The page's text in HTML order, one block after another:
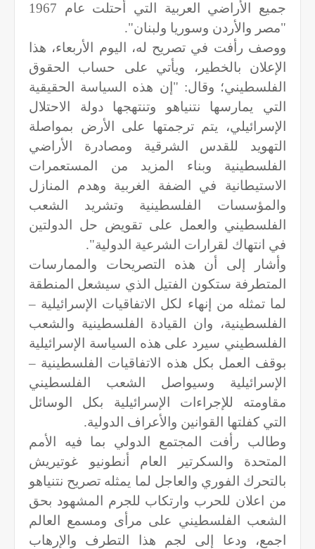
جميع الأراضي العربية التي أحتلت عام 1967
"مصر والأردن وسوريا ولبنان".
ووصف رأفت في تصريح له، اليوم الأربعاء، هذا
الإعلان بالخطير، ويأتي على حساب الحقوق
الفلسطيني؛ وقال: "إن هذه السياسة الحقيقية
التي يمارسها نتنياهو وتنتهجها دولة الاحتلال
الإسرائيلي، يتم ترجمتها على الأرض بمواصلة
التهويد للقدس الشرقية ومصادرة الأراضي
الفلسطينية وبناء المزيد من المستعمرات
الاستيطانية في الضفة الغربية وهدم المنازل
والمؤسسات الفلسطينية وتشريد الشعب
الفلسطيني والعمل على تقويض حل الدولتين
في انتهاك لقرارات الشرعية الدولية".
وأشار إلى أن هذه التصريحات والممارسات
المتطرفة ستكون الفتيل الذي سيشعل المنطقة
لما تمثله من إنهاء لكل الاتفاقيات الإسرائيلية –
الفلسطينية، وان القيادة الفلسطينية والشعب
الفلسطيني سيرد على هذه السياسة الإسرائيلية
بوقف العمل بكل هذه الاتفاقيات الفلسطينية –
الإسرائيلية وسيواصل الشعب الفلسطيني
مقاومته للإجراءات الإسرائيلية بكل الوسائل
التي كفلتها القوانين والأعراف الدولية.
وطالب رأفت المجتمع الدولي بما فيه الأمم
المتحدة والسكرتير العام أنطونيو غوتيريش
بالتحرك الفوري والعاجل لما يمثله تصريح نتنياهو
من اعلان للحرب وارتكاب للجرم المشهود بحق
الشعب الفلسطيني على مرأى ومسمع العالم
اجمع، ودعا إلى لجم هذا التطرف والإرهاب